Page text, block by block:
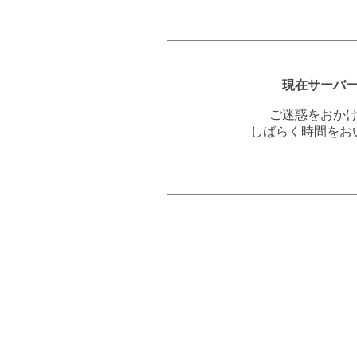
現在サーバ
ご迷惑をおか
しばらく時間を